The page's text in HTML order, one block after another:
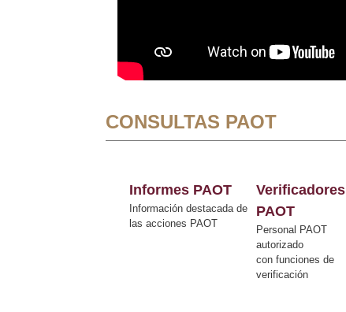
CONSULTAS PAOT
Informes PAOT
Información destacada de
las acciones PAOT
Verificadores
PAOT
Personal PAOT
autorizado
con funciones de
verificación